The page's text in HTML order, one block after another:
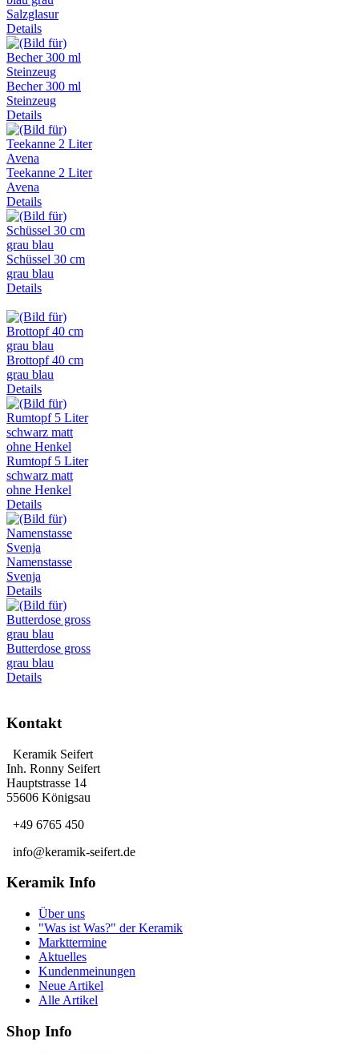
Salzglasur
Details
Becher 300 ml
Steinzeug
Details
Teekanne 2 Liter
Avena
Details
Schüssel 30 cm
grau blau
Details
Brottopf 40 cm
grau blau
Details
Rumtopf 5 Liter
schwarz matt
ohne Henkel
Details
Namenstasse
Svenja
Details
Butterdose gross
grau blau
Details
Kontakt
Keramik Seifert
Inh. Ronny Seifert
Hauptstrasse 14
55606 Königsau
+49 6765 450
info@keramik-seifert.de
Keramik Info
Über uns
"Was ist Was?" der Keramik
Markttermine
Aktuelles
Kundenmeinungen
Neue Artikel
Alle Artikel
Shop Info